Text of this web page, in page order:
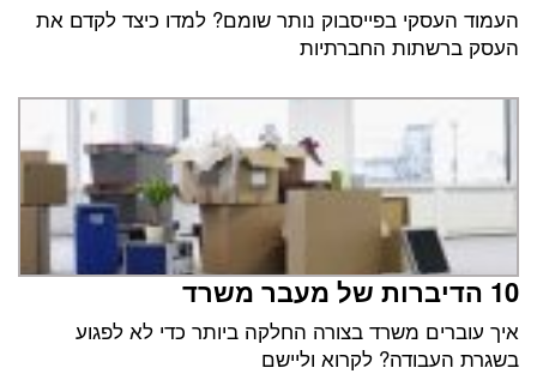
העמוד העסקי בפייסבוק נותר שומם? למדו כיצד לקדם את
העסק ברשתות החברתיות
10 הדיברות של מעבר משרד
איך עוברים משרד בצורה החלקה ביותר כדי לא לפגוע
בשגרת העבודה? לקרוא וליישם